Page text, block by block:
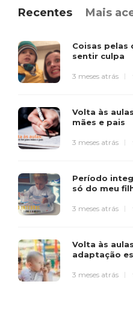
Recentes Mais
Coisas pelas
sentir culpa
3 meses atrás
Volta às
mães e pais
3 meses atrás
Período
só do meu
3 meses atrás
Volta às
adaptação
3 meses atrás